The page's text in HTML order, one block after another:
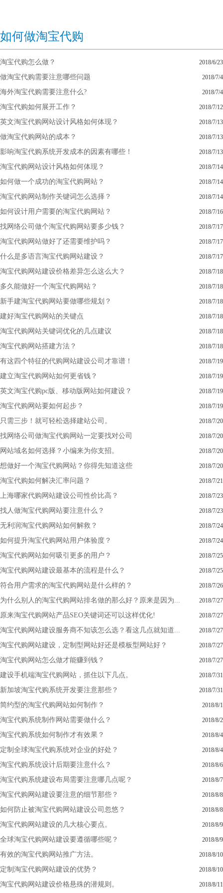
如何做淘宝代购
淘宝代购怎么做？ 2018/6/23
做淘宝代购需要注意哪些问题 2018/7/4
海外淘宝代购需要注意什么? 2018/7/4
淘宝代购如何展开工作？ 2018/7/12
英文淘宝代购网站设计风格如何体现？ 2018/7/13
做淘宝代购网站的成本？ 2018/7/13
影响淘宝代购系统开发成本的因素有哪些！ 2018/7/13
淘宝代购网站设计风格如何体现？ 2018/7/14
如何做一个成功的淘宝代购网站？ 2018/7/14
淘宝代购网站制作关键词怎么选择？ 2018/7/14
如何设计用户需要的淘宝代购网站？ 2018/7/16
找网络公司做个淘宝代购网站要多少钱？ 2018/7/17
淘宝代购网站做好了还需要维护吗？ 2018/7/17
什么是多语言淘宝代购网站建设？ 2018/7/17
淘宝代购网站建设价格差异怎么这么大？ 2018/7/18
多久能做好一个淘宝代购网站？ 2018/7/18
新手建淘宝代购网站要做哪些规划？ 2018/7/18
建好淘宝代购网站的关键点 2018/7/18
淘宝代购网站关键词优化的几点建议 2018/7/18
淘宝代购网站搭建方法？ 2018/7/18
有这四个特征的代购网站建设公司才靠谱！ 2018/7/19
建立淘宝代购网站如何更省钱？ 2018/7/19
英文淘宝代购pc版、移动版网站如何建设？ 2018/7/19
淘宝代购网站要如何起步？ 2018/7/19
只需三步！就可轻松选择建站公司。 2018/7/20
找网络公司做淘宝代购网站一定要找对公司 2018/7/20
网站域名如何选择？小编来为你支招。 2018/7/20
想做好一个淘宝代购网站？你得先知道这些 2018/7/20
淘宝代购如何解决汇率问题？ 2018/7/21
上海哪家代购网站建设公司性价比高？ 2018/7/23
找人做淘宝代购网站要注意什么？ 2018/7/23
无利润淘宝代购网站如何解救？ 2018/7/24
如何提升淘宝代购网站用户体验度？ 2018/7/24
淘宝代购网站如何吸引更多的用户？ 2018/7/25
淘宝代购网站建设最基本的流程是什么？ 2018/7/25
符合用户需求的淘宝代购网站是什么样的？ 2018/7/26
为什么别人的淘宝代购网站排名做的那么好？原来是因为... 2018/7/27
原来淘宝代购网站产品SEO关键词还可以这样优化! 2018/7/27
淘宝代购网站建设服务商不知该怎么选？看这几点就知道... 2018/7/27
淘宝代购网站建设，定制型网站好还是模板型网站好？ 2018/7/27
淘宝代购网站怎么做才能赚到钱？ 2018/7/27
建设手机端淘宝代购网站，抓住以下几点。 2018/7/31
新加坡淘宝代购系统开发要注意那些？ 2018/7/31
简约型的淘宝代购网站如何制作？ 2018/8/1
淘宝代购系统制作网站需要做什么？ 2018/8/2
淘宝代购系统如何制作才有效果？ 2018/8/4
定制全球淘宝代购系统对企业的好处？ 2018/8/4
淘宝代购系统设计后期要注意什么？ 2018/8/6
淘宝代购系统建设布局需要注意哪几点呢？ 2018/8/7
淘宝代购网站建设要注意的细节那些？ 2018/8/8
如何防止被淘宝代购网站建设公司忽悠？ 2018/8/8
淘宝代购网站建设的几大核心要点。 2018/8/9
全球淘宝代购网站建设要遵循哪些呢？ 2018/8/9
有效的淘宝代购网站推广方法。 2018/8/10
定制淘宝代购网站建设的优势？ 2018/8/10
淘宝代购网站建设价格悬殊的潜规则。 2018/8/11